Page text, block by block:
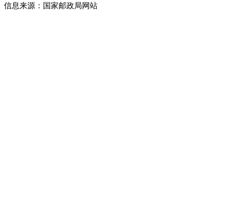
信息来源：国家邮政局网站